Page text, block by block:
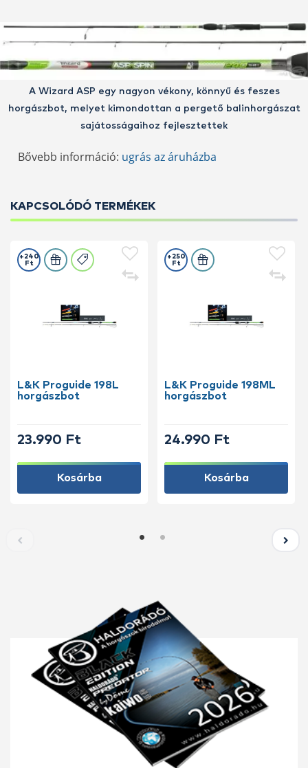
A Wizard ASP egy nagyon vékony, könnyű és feszes
horgászbot, melyet kimondottan a pergető balinhorgászat
sajátosságaihoz fejlesztettek
Bővebb információ: ugrás az áruházba
KAPCSOLÓDÓ TERMÉKEK
L&K Proguide 198L
horgászbot
+240
Ft
23.990 Ft
Kosárba
L&K Proguide 198ML
horgászbot
+250
Ft
24.990 Ft
Kosárba